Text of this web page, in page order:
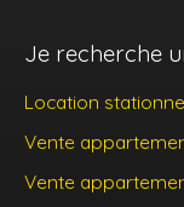
Je recherche
Location
Vente
Vente